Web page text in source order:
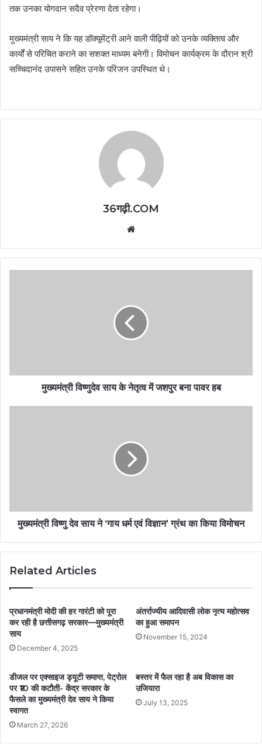
तक उनका योगदान सदैव प्रेरणा देता रहेगा।
मुख्यमंत्री साय ने कि यह डॉक्यूमेंट्री आने वाली पीढ़ियों को उनके व्यक्तित्व और
कार्यों से परिचित कराने का सशक्त माध्यम बनेगी। विमोचन कार्यक्रम के दौरान श्री
सच्चिदानंद उपासने सहित उनके परिजन उपस्थित थे।
36गढ़ी.COM
मुख्यमंत्री विष्णुदेव साय के नेतृत्व में जशपुर बना पावर हब
मुख्यमंत्री विष्णु देव साय ने ‘गाय धर्म एवं विज्ञान’ ग्रंथ का किया विमोचन
Related Articles
प्रधानमंत्री मोदी की हर गारंटी को पूरा
कर रही है छत्तीसगढ़ सरकार—मुख्यमंत्री
साय
December 4, 2025
अंतर्राज्यीय आदिवासी लोक नृत्य महोत्सव
का हुआ समापन
November 15, 2024
डीजल पर एक्साइज ड्यूटी समाप्त, पेट्रोल
पर ₹10 की कटौती- केंद्र सरकार के
फैसले का मुख्यमंत्री देव साय ने किया
स्वागत
March 27, 2026
बस्तर में फैल रहा है अब विकास का
उजियारा
July 13, 2025